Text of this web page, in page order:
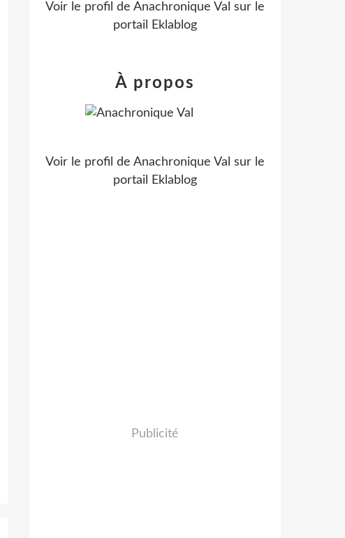
Voir le profil de Anachronique Val sur le
portail Eklablog
À propos
Voir le profil de Anachronique Val sur le
portail Eklablog
Publicité